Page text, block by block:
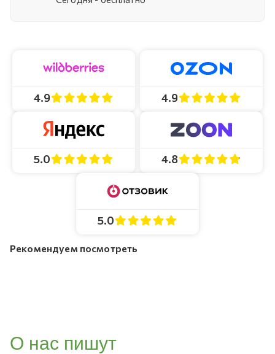
4.9 4.9
5.0 4.8
5.0
Рекомендуем посмотреть
О нас пишут